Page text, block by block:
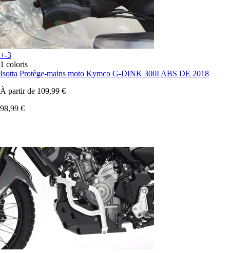
+-3
1 coloris
Isotta Protège-mains moto Kymco G-DINK 300I ABS DE 2018
À partir de 109,99 €
98,99 €